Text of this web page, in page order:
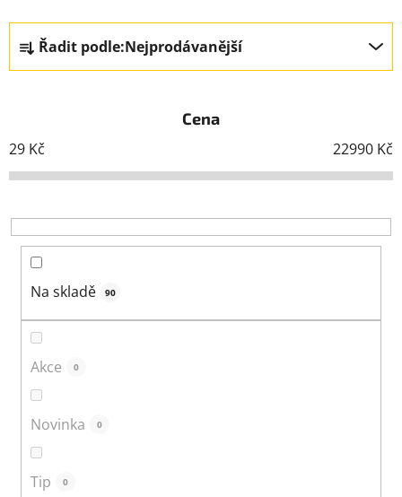
a
z
í
p
o
d
Řadit podle:Nejprodávanější
Cena
29 Kč 22990 Kč
Na skladě 90
Akce 0
Novinka 0
Tip 0